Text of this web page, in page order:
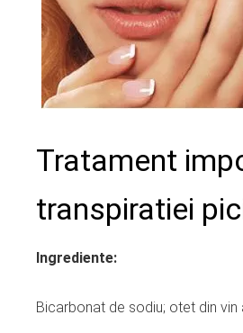
Tratament
transpiratiei
Ingrediente:
Bicarbonat de sodiu; otet din vin